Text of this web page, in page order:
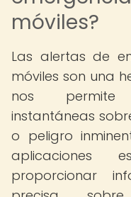
móviles?
Las alertas de
móviles son una
nos permite
instantáneas
o peligro
aplicaciones
proporcionar